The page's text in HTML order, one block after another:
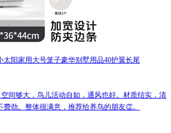
阳家用大号笼子豪华别墅用品40护翼长尾
间够大，鸟儿活动自如，通风也好。材质结实，清
劲。整体很满意，推荐给养鸟的朋友👏。